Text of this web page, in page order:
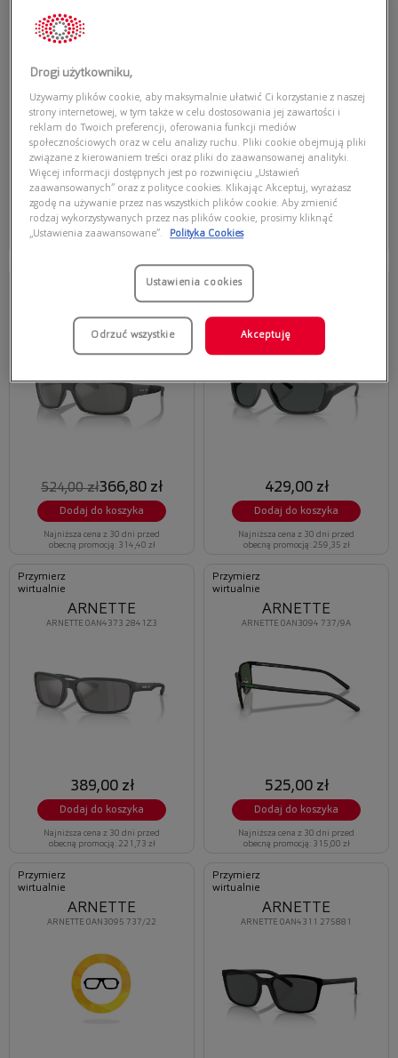
ARNETTE 0AN3087 756/9A
ARNETTE WALVIS
385,00 zł
Dodaj do koszyka
Najniższa cena z 30 dni przed
429,00 zł
Dodaj do koszyka
Najniższa cena z 30 dni przed
ARNETTE 0AN4336 2870Z3
524,00 zł366,80 zł
Dodaj do koszyka
Najniższa cena z 30 dni przed
obecną promocją: 314,40 zł
Przymierz
ARNETTE 0AN4353 284181
429,00 zł
Dodaj do koszyka
Najniższa cena z 30 dni przed
obecną promocją: 259,35 zł
Przymierz
wirtualnie
ARNETTE 0AN4373 2841Z3
ARNETTE
389,00 zł
Dodaj do koszyka
Najniższa cena z 30 dni przed
obecną promocją: 221,73 zł
Przymierz
wirtualnie
ARNETTE 0AN3094 737/9A
ARNETTE
525,00 zł
Dodaj do koszyka
Najniższa cena z 30 dni przed
obecną promocją: 315,00 zł
Przymierz
wirtualnie
ARNETTE 0AN3095 737/22
ARNETTE
Przymierz
wirtualnie
ARNETTE 0AN4311 275881
ARNETTE
Drogi użytkowniku,
Używamy plików cookie, aby maksymalnie ułatwić Ci korzystanie z naszej
strony internetowej, w tym także w celu dostosowania jej zawartości i
reklam do Twoich preferencji, oferowania funkcji mediów
społecznościowych oraz w celu analizy ruchu. Pliki cookie obejmują pliki
związane z kierowaniem treści oraz pliki do zaawansowanej analityki.
Więcej informacji dostępnych jest po rozwinięciu „Ustawień
zaawansowanych” oraz z polityce cookies. Klikając Akceptuj, wyrażasz
zgodę na używanie przez nas wszystkich plików cookie. Aby zmienić
rodzaj wykorzystywanych przez nas plików cookie, prosimy kliknąć
„Ustawienia zaawansowane”.
Polityka Cookies
Ustawienia cookies
Odrzuć wszystkie Akceptuję